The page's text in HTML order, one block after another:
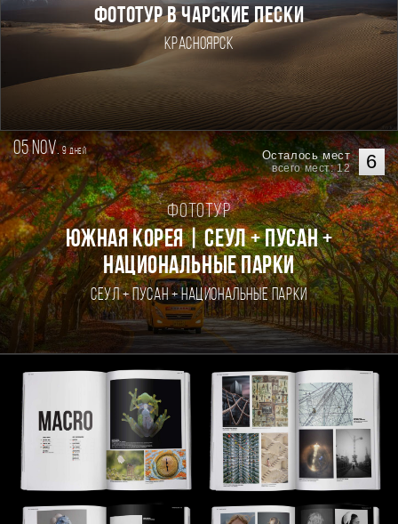
ФОТОТУР В ЧАРСКИЕ ПЕСКИ
Красноярск
05 nov. 9дней 6
Осталось мест
всего мест: 12
Фототур
Южная Корея | Сеул + Пусан +
национальные парки
Сеул + Пусан + национальные парки